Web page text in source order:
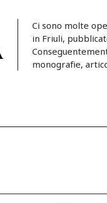
Ci sono molte
in Friuli,
monografie,